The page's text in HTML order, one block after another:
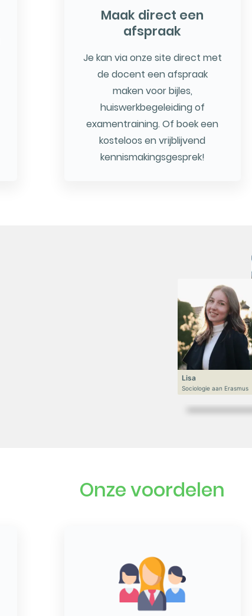
Maak direct een
afspraak
Je kan via onze site direct met
de docent een afspraak
maken voor bijles,
huiswerkbegeleiding of
examentraining. Of boek een
kosteloos en vrijblijvend
kennismakingsgesprek!
Lisa
Sociologie aan Erasmus
Onze voordelen